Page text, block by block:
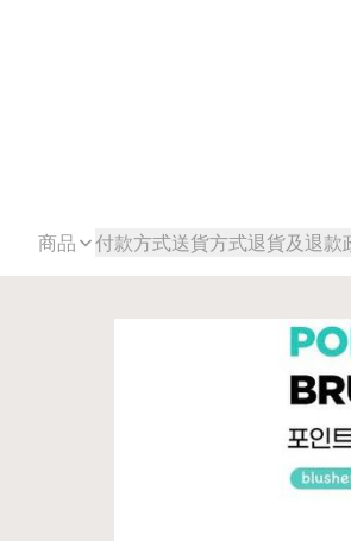
商品 付款方式送貨方式退貨及退款